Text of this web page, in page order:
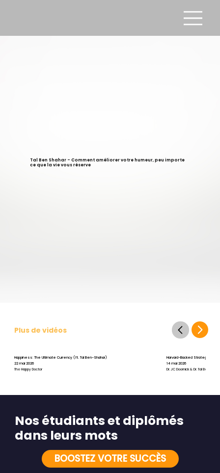
Tal Ben Shahar - Comment améliorer votre humeur, peu importe
ce que la vie vous réserve
Plus de vidéos
Happiness: The Ultimate Currency (ft. Tal Ben-Shahar)
22 mai 2026
The Happy Doctor
Harvard-Backed Strategies for
14 mai 2026
Dr. JC Doornick & Dr. Tal Ben-
BOOSTEZ VOTRE SUCCÈS
Nos étudiants et diplômés
dans leurs mots